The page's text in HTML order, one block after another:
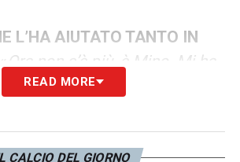
L’HA AIUTATO TANTO IN
Ora non c’è più, è Mino. Mi ha
Ero giovane, avevo 15-16
una persona, come
READ MORE
CALCIO DEL GIORNO